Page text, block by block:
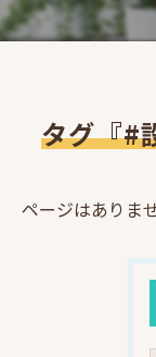
タグ『#
ページはありま